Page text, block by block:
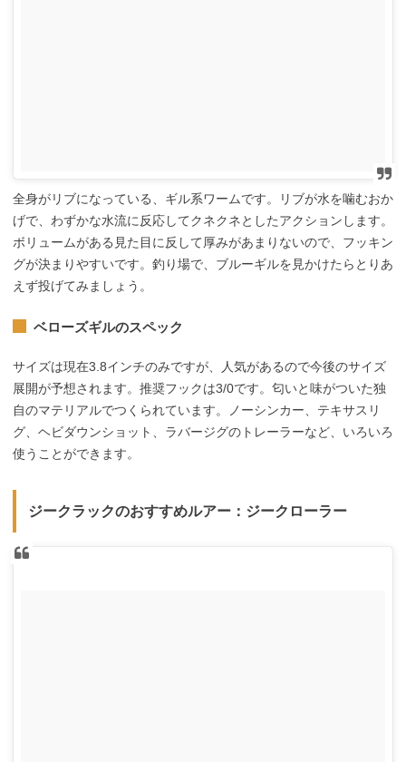
全身がリブになっている、ギル系ワームです。リブが水を噛むおか
げで、わずかな水流に反応してクネクネとしたアクションします。
ボリュームがある見た目に反して厚みがあまりないので、フッキン
グが決まりやすいです。釣り場で、ブルーギルを見かけたらとりあ
えず投げてみましょう。
ベローズギルのスペック
サイズは現在3.8インチのみですが、人気があるので今後のサイズ
展開が予想されます。推奨フックは3/0です。匂いと味がついた独
自のマテリアルでつくられています。ノーシンカー、テキサスリ
グ、ヘビダウンショット、ラバージグのトレーラーなど、いろいろ
使うことができます。
ジークラックのおすすめルアー：ジークローラー